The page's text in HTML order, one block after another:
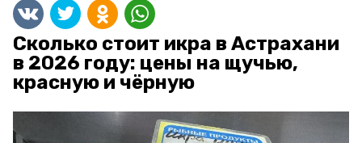
Сколько стоит икра в Астрахани
в 2026 году: цены на щучью,
красную и чёрную